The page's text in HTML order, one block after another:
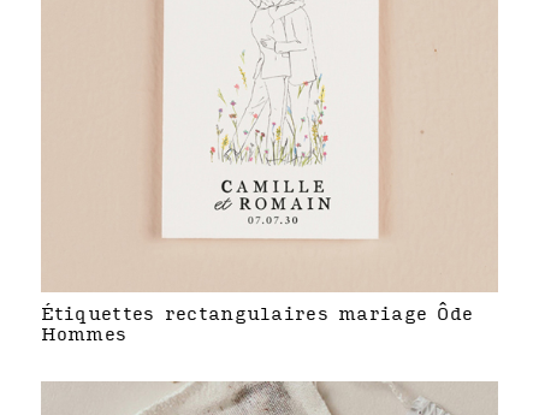
Étiquettes rectangulaires mariage Ôde
Hommes